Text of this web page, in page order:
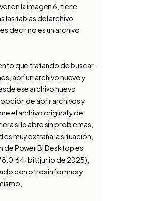
en la imagen 6, tiene
las tablas del archivo
decir no es un archivo
que tratando de buscar
abrí un archivo nuevo y
ese archivo nuevo
de abrir archivos y
el archivo original y de
si lo abre sin problemas,
es muy extraña la situación,
de Power BI Desktop es
64-bit(junio de 2025),
con otros informes y